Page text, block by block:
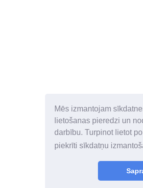
Mēs izmantojam
lietošanas pieredzi un
darbību. Turpinot lietot
piekrīti sīkdatņu